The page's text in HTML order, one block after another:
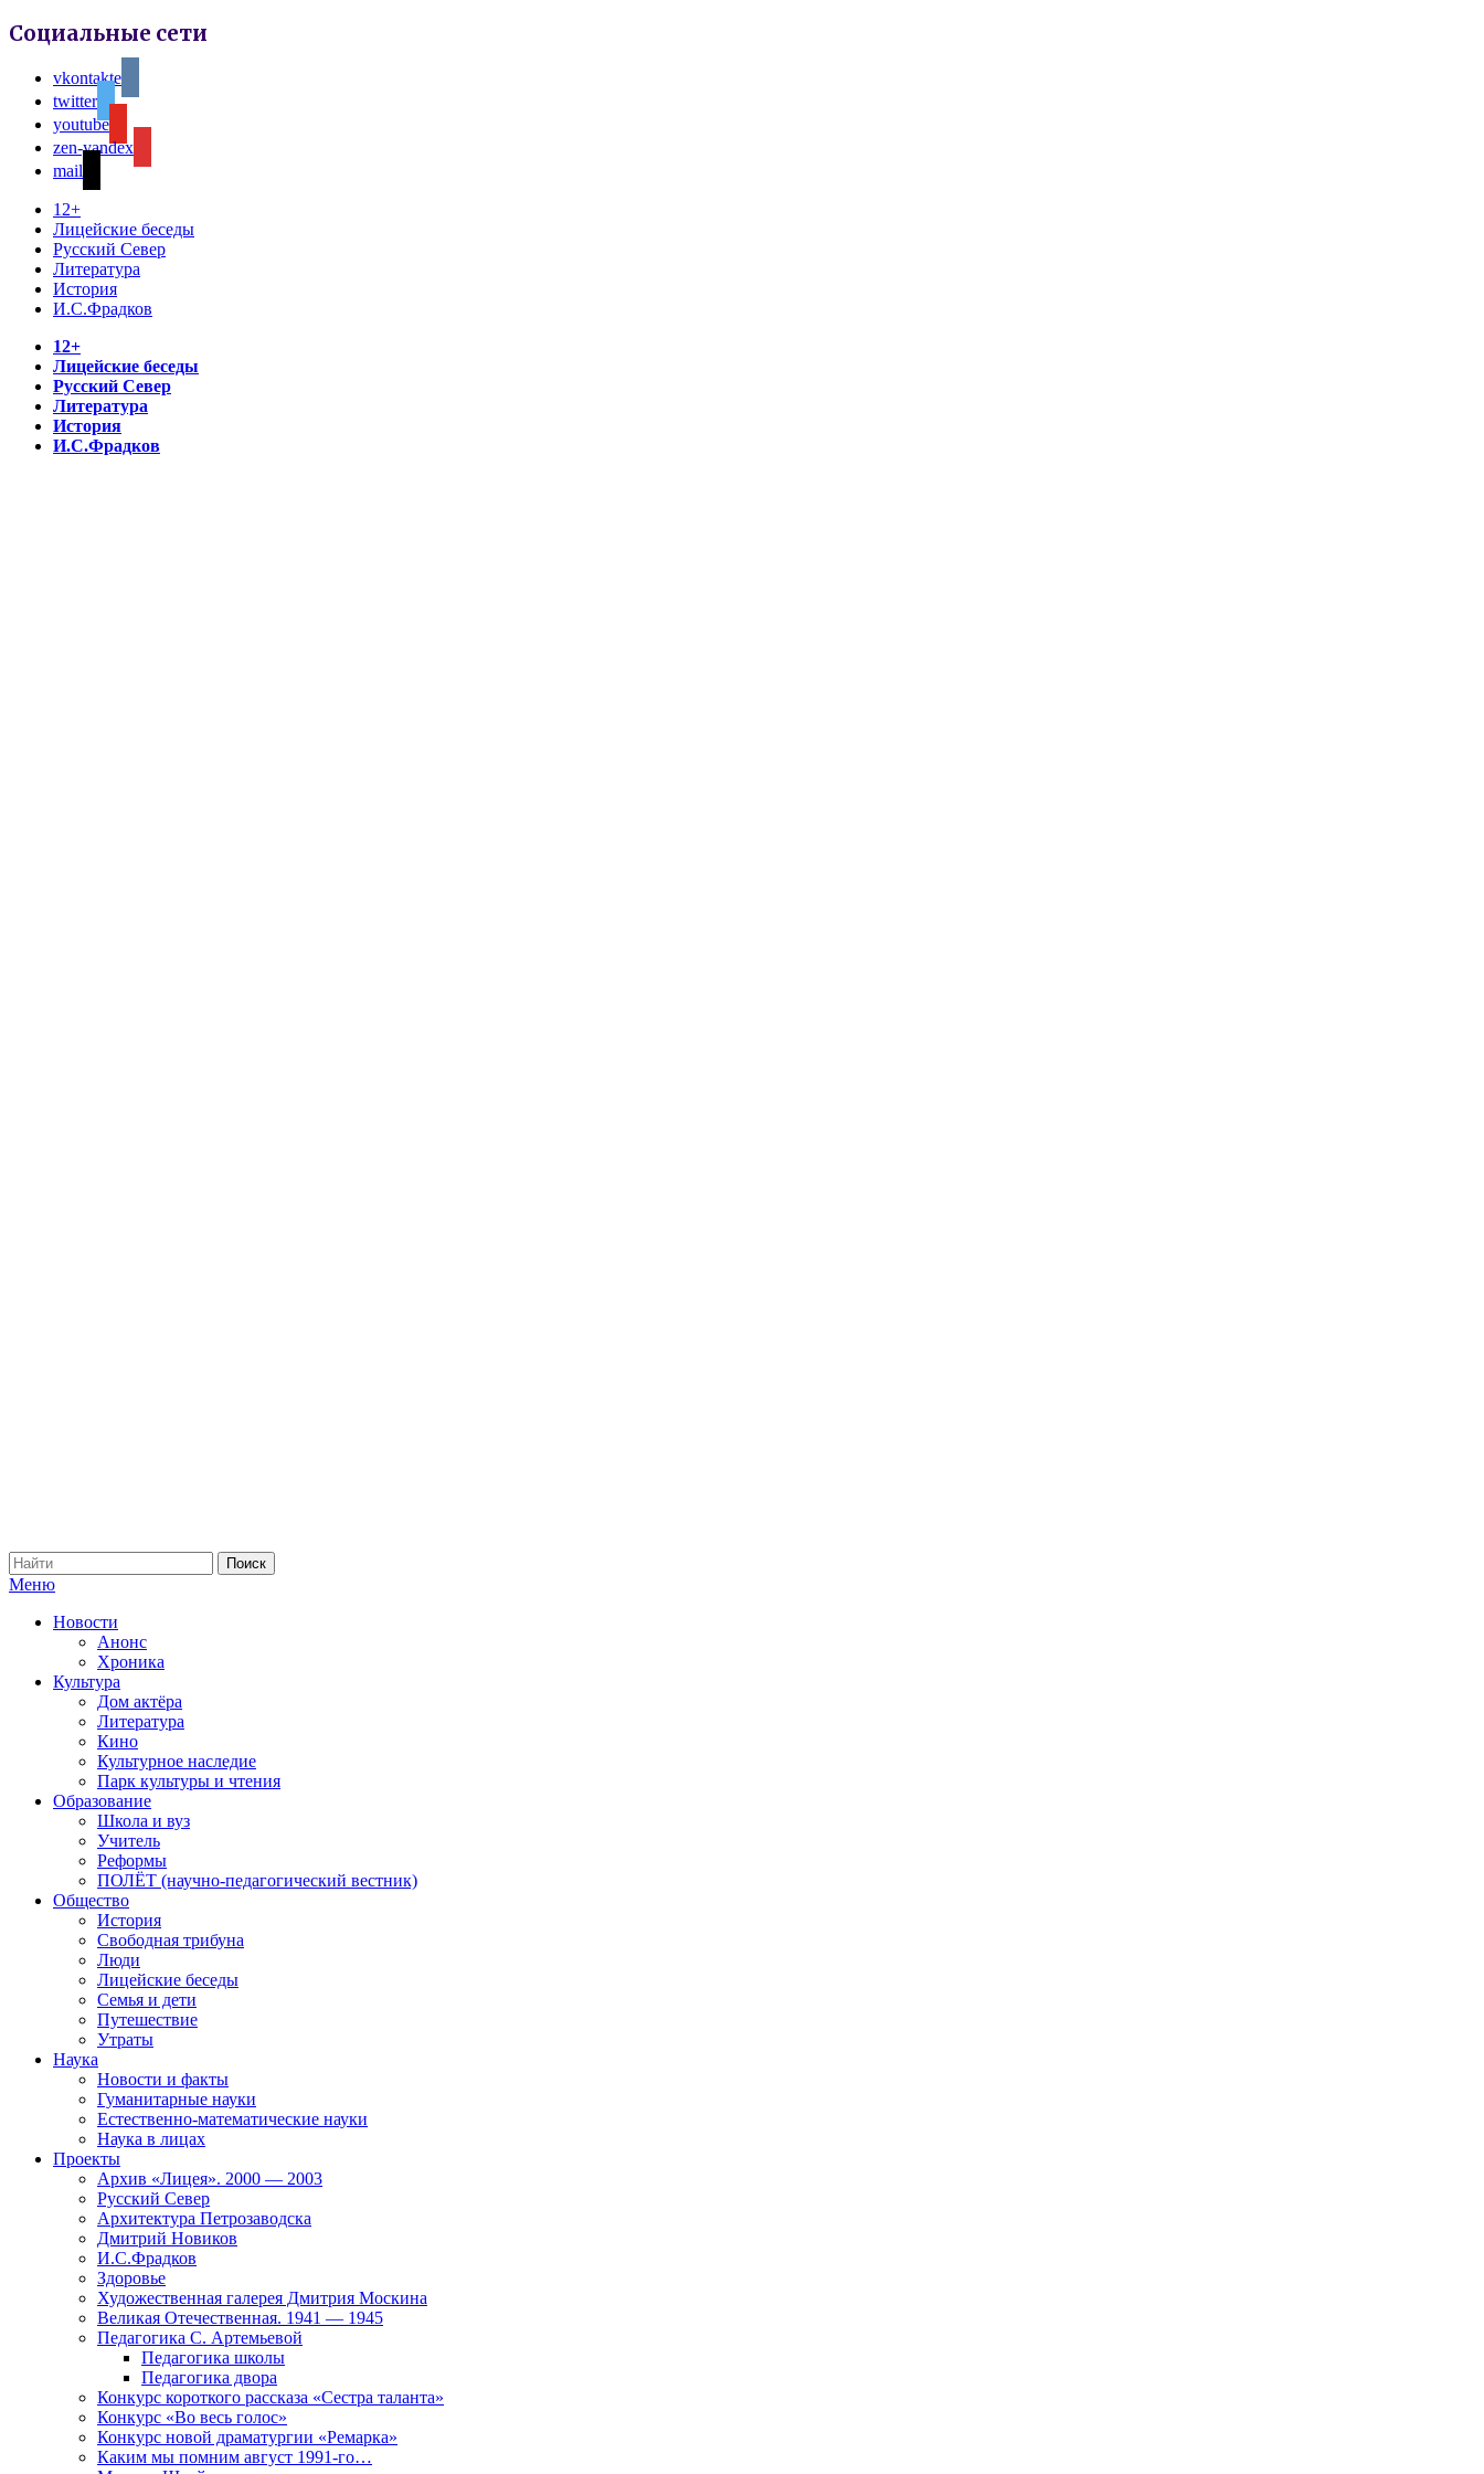
Социальные сети
vkontakte
twitter
youtube
zen-yandex
mail
12+
Лицейские беседы
Русский Север
Литература
История
И.С.Фрадков
12+
Лицейские беседы
Русский Север
Литература
История
И.С.Фрадков
Меню
Новости
Анонс
Хроника
Культура
Дом актёра
Литература
Кино
Культурное наследие
Парк культуры и чтения
Образование
Школа и вуз
Учитель
Реформы
ПОЛЁТ (научно-педагогический вестник)
Общество
История
Свободная трибуна
Люди
Лицейские беседы
Семья и дети
Путешествие
Утраты
Наука
Новости и факты
Гуманитарные науки
Естественно-математические науки
Наука в лицах
Проекты
Архив «Лицея». 2000 — 2003
Русский Север
Архитектура Петрозаводска
Дмитрий Новиков
И.С.Фрадков
Здоровье
Художественная галерея Дмитрия Москина
Великая Отечественная. 1941 — 1945
Педагогика С. Артемьевой
Педагогика школы
Педагогика двора
Конкурс короткого рассказа «Сестра таланта»
Конкурс «Во весь голос»
Конкурс новой драматургии «Ремарка»
Каким мы помним август 1991-го…